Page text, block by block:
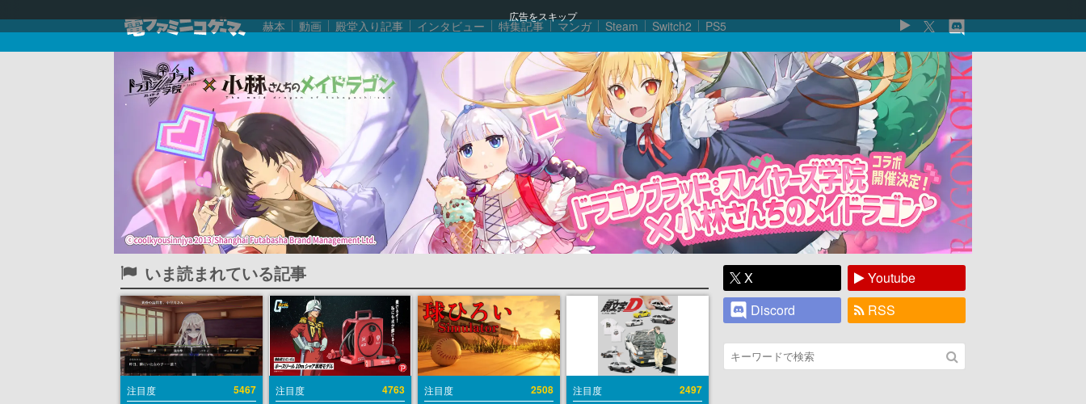
広告をスキップ
赫本 動画 殿堂入り記事 インタビュー 特集記事 マンガ Steam Switch2 PS5
いま読まれている記事
注目度 5467 注目度 4763 注目度 2508 注目度 2497
X
Youtube
Discord
RSS